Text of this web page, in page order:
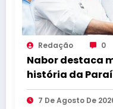
Redação 0
Nabor destaca
história da
compromisso
qualidade
7 De Agosto De